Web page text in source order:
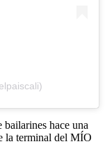
bailarines hace una
la terminal del MÍO